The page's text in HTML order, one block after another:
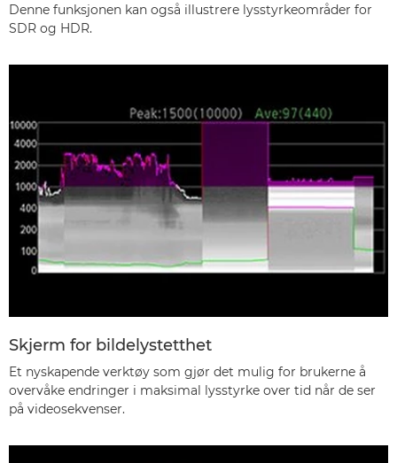
Denne funksjonen kan også illustrere lysstyrkeområder for
SDR og HDR.
Skjerm for bildelystetthet
Et nyskapende verktøy som gjør det mulig for brukerne å
overvåke endringer i maksimal lysstyrke over tid når de ser
på videosekvenser.